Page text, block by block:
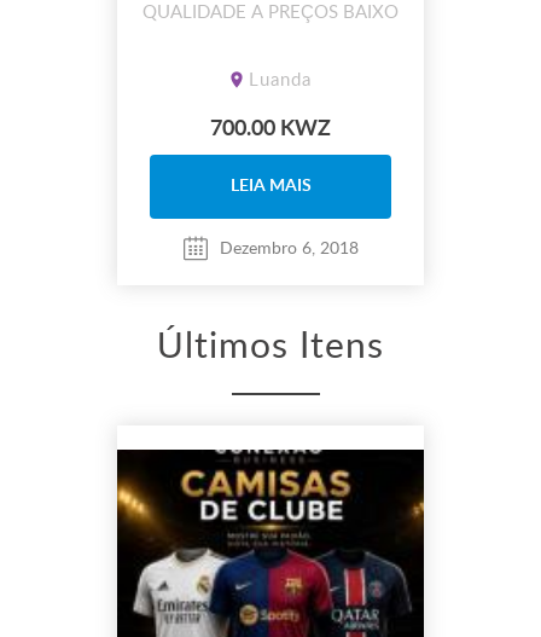
QUALIDADE A PREÇOS BAIXO
Luanda
700.00 KWZ
LEIA MAIS
Dezembro 6, 2018
Últimos Itens